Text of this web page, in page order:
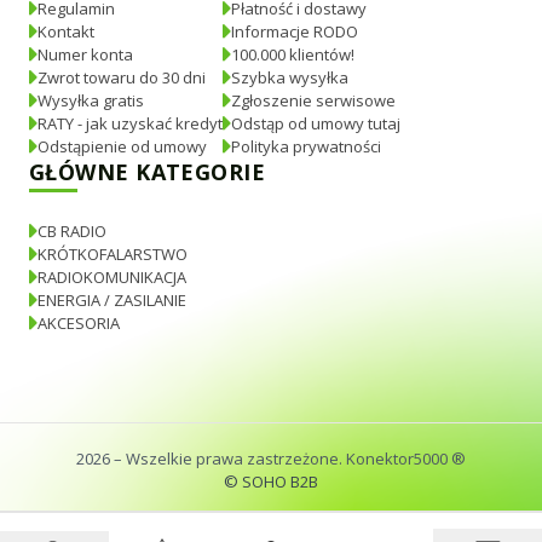
Regulamin
Kontakt
Numer konta
Zwrot towaru do 30 dni
Wysyłka gratis
RATY - jak uzyskać kredyt
Odstąpienie od umowy
Płatność i dostawy
Informacje RODO
100.000 klientów!
Szybka wysyłka
Zgłoszenie serwisowe
Odstąp od umowy tutaj
Polityka prywatności
GŁÓWNE KATEGORIE
CB RADIO
KRÓTKOFALARSTWO
RADIOKOMUNIKACJA
ENERGIA / ZASILANIE
AKCESORIA
2026– Wszelkie prawa zastrzeżone. Konektor5000 ®
© SOHO B2B